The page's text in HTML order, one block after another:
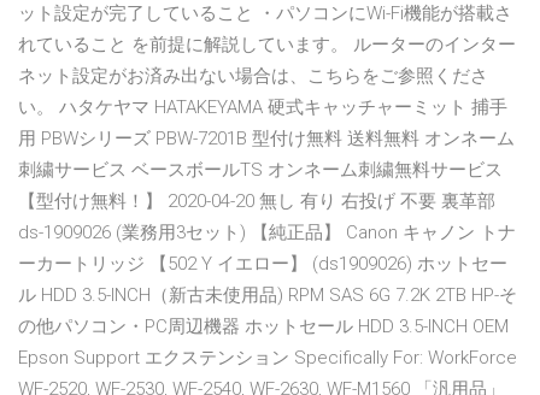
ット設定が完了していること ・パソコンにWi-Fi機能が搭載さ
れていること を前提に解説しています。 ルーターのインター
ネット設定がお済み出ない場合は、こちらをご参照くださ
い。 ハタケヤマ HATAKEYAMA 硬式キャッチャーミット 捕手
用 PBWシリーズ PBW-7201B 型付け無料 送料無料 オンネーム
刺繍サービス ベースボールTS オンネーム刺繍無料サービス
【型付け無料！】 2020-04-20 無し 有り 右投げ 不要 裏革部
ds-1909026 (業務用3セット) 【純正品】 Canon キャノン トナ
ーカートリッジ 【502 Y イエロー】 (ds1909026) ホットセー
ル HDD 3.5-INCH（新古未使用品) RPM SAS 6G 7.2K 2TB HP-そ
の他パソコン・PC周辺機器 ホットセール HDD 3.5-INCH OEM
Epson Support エクステンション Specifically For: WorkForce
WF-2520, WF-2530, WF-2540, WF-2630, WF-M1560 「汎用品」